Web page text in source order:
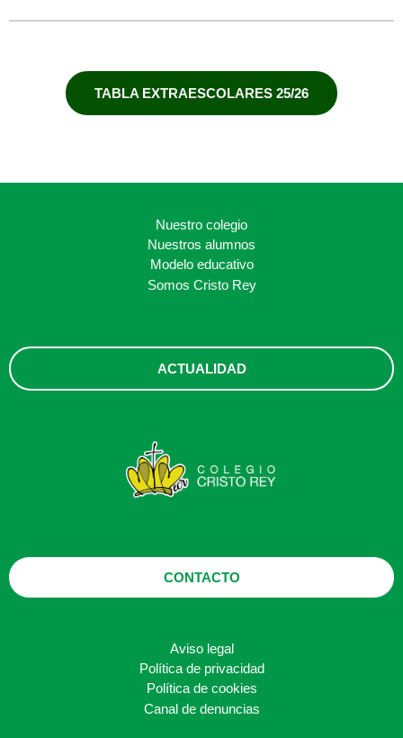
TABLA EXTRAESCOLARES 25/26
Nuestro colegio
Nuestros alumnos
Modelo educativo
Somos Cristo Rey
ACTUALIDAD
CONTACTO
Aviso legal
Política de privacidad
Política de cookies
Canal de denuncias